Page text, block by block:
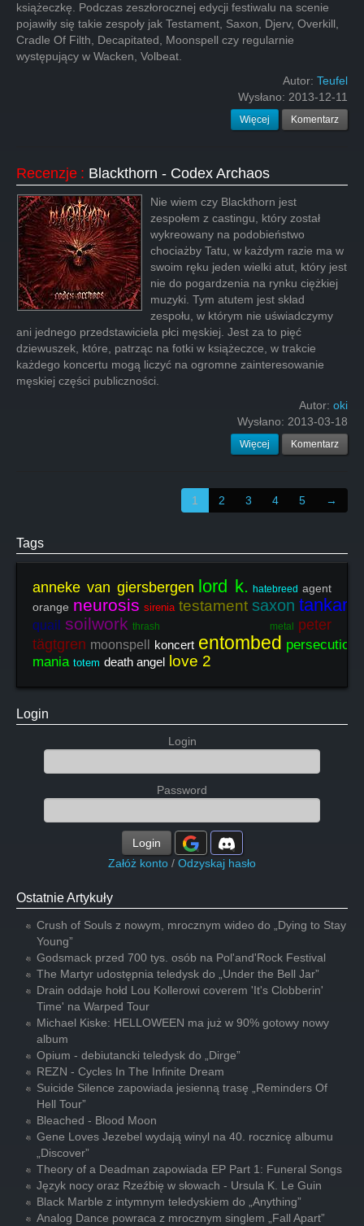
książeczkę. Podczas zeszłorocznej edycji festiwalu na scenie
pojawiły się takie zespoły jak Testament, Saxon, Djerv, Overkill,
Cradle Of Filth, Decapitated, Moonspell czy regularnie
występujący w Wacken, Volbeat.
Autor: Teufel
Wysłano: 2013-12-11
Więcej Komentarz
Recenzje : Blackthorn - Codex Archaos
Nie wiem czy Blackthorn jest
zespołem z castingu, który został
wykreowany na podobieństwo
chociażby Tatu, w każdym razie ma w
swoim ręku jeden wielki atut, który jest
nie do pogardzenia na rynku ciężkiej
muzyki. Tym atutem jest skład
zespołu, w którym nie uświadczymy
ani jednego przedstawiciela płci męskiej. Jest za to pięć
dziewuszek, które, patrząc na fotki w książeczce, w trakcie
każdego koncertu mogą liczyć na ogromne zainteresowanie
męskiej części publiczności.
Autor: oki
Wysłano: 2013-03-18
Więcej Komentarz
1 2 3 4 5 →
Tags
anneke van giersbergen lord k. hatebreed agent
orange neurosis sirenia testament saxon tankard
quail
soilwork thrash metal
peter
tägtgren moonspell koncert entombed persecution
mania totem death angel love 2
Login
Login
Password
Login
Załóż konto / Odzyskaj hasło
Ostatnie Artykuły
Crush of Souls z nowym, mrocznym wideo do „Dying to Stay
Young”
Godsmack przed 700 tys. osób na Pol'and'Rock Festival
The Martyr udostępnia teledysk do „Under the Bell Jar”
Drain oddaje hołd Lou Kollerowi coverem 'It's Clobberin'
Time' na Warped Tour
Michael Kiske: HELLOWEEN ma już w 90% gotowy nowy
album
Opium - debiutancki teledysk do „Dirge”
REZN - Cycles In The Infinite Dream
Suicide Silence zapowiada jesienną trasę „Reminders Of
Hell Tour”
Bleached - Blood Moon
Gene Loves Jezebel wydają winyl na 40. rocznicę albumu
„Discover”
Theory of a Deadman zapowiada EP Part 1: Funeral Songs
Język nocy oraz Rzeźbię w słowach - Ursula K. Le Guin
Black Marble z intymnym teledyskiem do „Anything”
Analog Dance powraca z mrocznym singlem „Fall Apart”